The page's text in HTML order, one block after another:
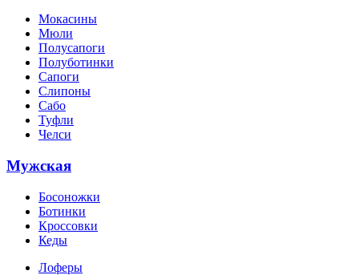
Мокасины
Мюли
Полусапоги
Полуботинки
Сапоги
Слипоны
Сабо
Туфли
Челси
Мужская
Босоножки
Ботинки
Кроссовки
Кеды
Лоферы